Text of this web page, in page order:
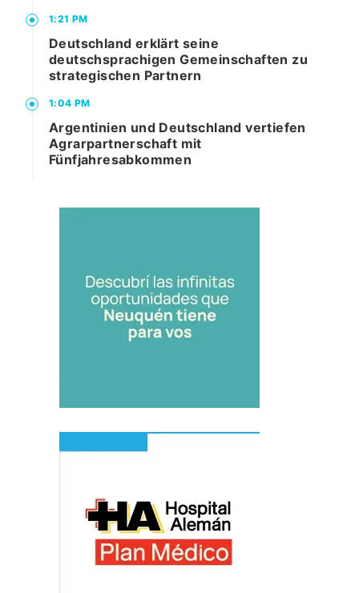
1:21 PM
Deutschland erklärt seine
deutschsprachigen Gemeinschaften zu
strategischen Partnern
1:04 PM
Argentinien und Deutschland vertiefen
Agrarpartnerschaft mit
Fünfjahresabkommen